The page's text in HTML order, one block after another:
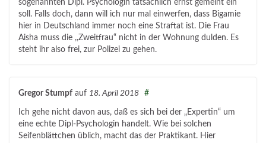
sogenannten Dipl. Psychologin tatsächlich ernst gemeint ein
soll. Falls doch, dann will ich nur mal einwerfen, dass Bigamie
hier in Deutschland immer noch eine Straftat ist. Die Frau
Aisha muss die ,,Zweitfrau“ nicht in der Wohnung dulden. Es
steht ihr also frei, zur Polizei zu gehen.
Gregor Stumpf auf 18. April 2018 #
Ich gehe nicht davon aus, daß es sich bei der „Expertin“ um
eine echte Dipl-Psychologin handelt. Wie bei solchen
Seifenblättchen üblich, macht das der Praktikant. Hier